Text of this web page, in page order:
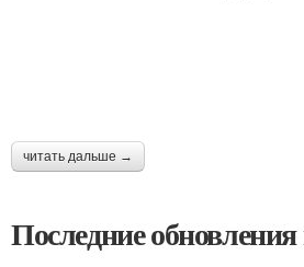
читать дальше →
Последние обновления